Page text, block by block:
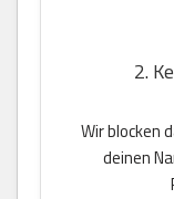
2.
Wir blocken
deinen